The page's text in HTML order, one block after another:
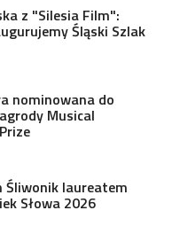
z "Silesia Film":
Śląski Szlak
nominowana do
Musical
Śliwonik laureatem
Słowa 2026